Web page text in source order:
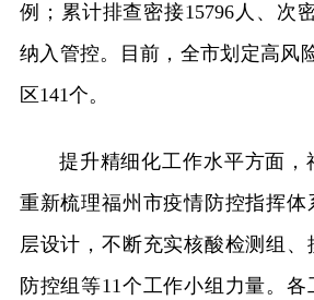
例；累计排查密接15796人、次
纳入管控。目前，全市划定高风
区141个。
提升精细化工作水平方面，
重新梳理福州市疫情防控指挥体
层设计，不断充实核酸检测组、
防控组等11个工作小组力量。